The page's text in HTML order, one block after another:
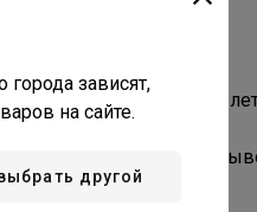
воздействию
правил.
отсутствие проблем с
города зависят,
на сайте.
другой